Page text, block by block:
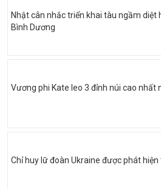
Nhật cân nhắc triển khai tàu ngầm diệt
Bình Dương
Vương phi Kate leo 3 đỉnh núi cao nhất
Chỉ huy lữ đoàn Ukraine được phát hiện